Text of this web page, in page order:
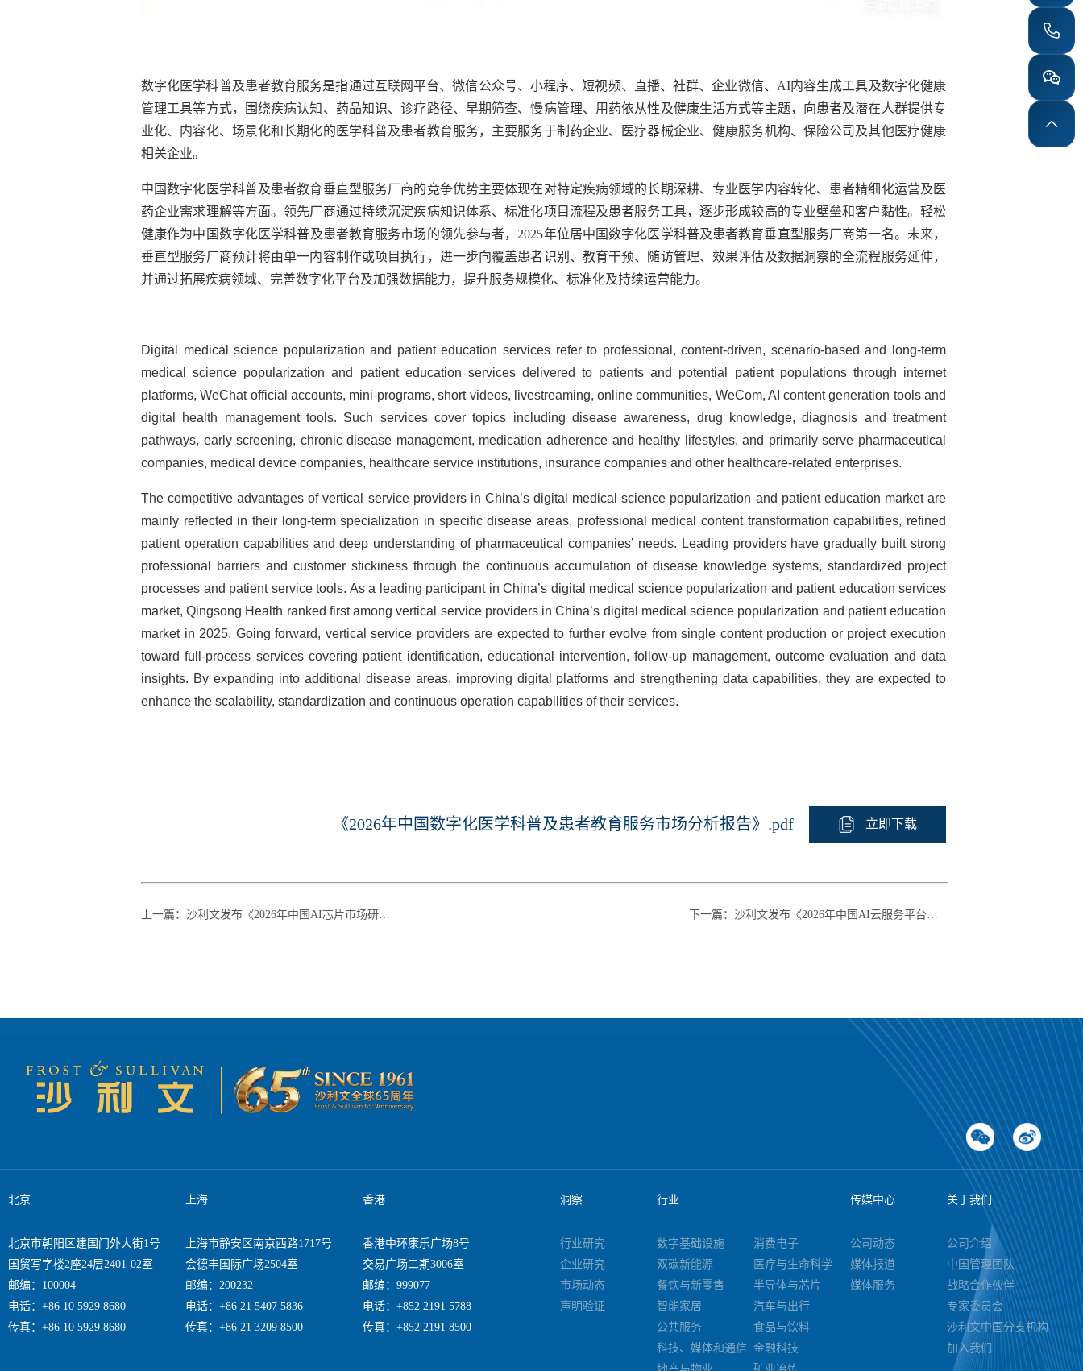
数字化医学科普及患者教育服务是指通过互联网平台、微信公众号、小程序、短视频、直播、社群、企业微信、 AI内容生成工具及数字化健康
管理工具等方式，围绕疾病认知、药品知识、诊疗路径、早期筛查、慢病管理、用药依从性及健康生活方式等主题，向患者及潜在人群提供专
业化、内容化、场景化和长期化的医学科普及患者教育服务，主要服务于制药企业、医疗器械企业、健康服务机构、保险公司及其他医疗健康
相关企业。
中国数字化医学科普及患者教育垂直型服务厂商的竞争优势主要体现在对特定疾病领域的长期深耕、专业医学内容转化、患者精细化运营及医
药企业需求理解等方面。领先厂商通过持续沉淀疾病知识体系、标准化项目流程及患者服务工具，逐步形成较高的专业壁垒和客户黏性。轻松
健康作为中国数字化医学科普及患者教育服务市场的领先参与者， 2025年位居中国数字化医学科普及患者教育垂直型服务厂商第一名。未来，
垂直型服务厂商预计将由单一内容制作或项目执行，进一步向覆盖患者识别、教育干预、随访管理、效果评估及数据洞察的全流程服务延伸，
并通过拓展疾病领域、完善数字化平台及加强数据能力，提升服务规模化、标准化及持续运营能力。
Digital medical science popularization and patient education services refer to professional, content-driven, scenario-based and long-term
medical science popularization and patient education services delivered to patients and potential patient populations through internet
platforms, WeChat official accounts, mini-programs, short videos, livestreaming, online communities, WeCom, AI content generation tools and
digital health management tools. Such services cover topics including disease awareness, drug knowledge, diagnosis and treatment
pathways, early screening, chronic disease management, medication adherence and healthy lifestyles, and primarily serve pharmaceutical
companies, medical device companies, healthcare service institutions, insurance companies and other healthcare-related enterprises.
The competitive advantages of vertical service providers in China’s digital medical science popularization and patient education market are
mainly reflected in their long-term specialization in specific disease areas, professional medical content transformation capabilities, refined
patient operation capabilities and deep understanding of pharmaceutical companies’ needs. Leading providers have gradually built strong
professional barriers and customer stickiness through the continuous accumulation of disease knowledge systems, standardized project
processes and patient service tools. As a leading participant in China’s digital medical science popularization and patient education services
market, Qingsong Health ranked first among vertical service providers in China’s digital medical science popularization and patient education
market in 2025. Going forward, vertical service providers are expected to further evolve from single content production or project execution
toward full-process services covering patient identification, educational intervention, follow-up management, outcome evaluation and data
insights. By expanding into additional disease areas, improving digital platforms and strengthening data capabilities, they are expected to
enhance the scalability, standardization and continuous operation capabilities of their services.
《2026年中国数字化医学科普及患者教育服务市场分析报告》.pdf 立即下载
上一篇 ： 沙利文发布《2026年中国AI芯片市场研究报告》 下一篇 ： 沙利文发布《2026年中国AI云服务平台市场研究报告》
北京 上海 香港
北京市朝阳区建国门外大街1号
国贸写字楼2座24层2401-02室
邮编：100004
电话：+86 10 5929 8680
传真：+86 10 5929 8680
上海市静安区南京西路1717号
会德丰国际广场2504室
邮编：200232
电话：+86 21 5407 5836
传真：+86 21 3209 8500
香港中环康乐广场8号
交易广场二期3006室
邮编：999077
电话：+852 2191 5788
传真：+852 2191 8500
洞察 行业 传媒中心 关于我们
行业研究
企业研究
市场动态
声明验证
数字基础设施
消费电子
双碳新能源
医疗与生命科学
餐饮与新零售
半导体与芯片
智能家居
汽车与出行
公共服务
食品与饮料
科技、媒体和通信 金融科技
公司动态
媒体报道
媒体服务
公司介绍
中国管理团队
战略合作伙伴
专家委员会
沙利文中国分支机构
加入我们